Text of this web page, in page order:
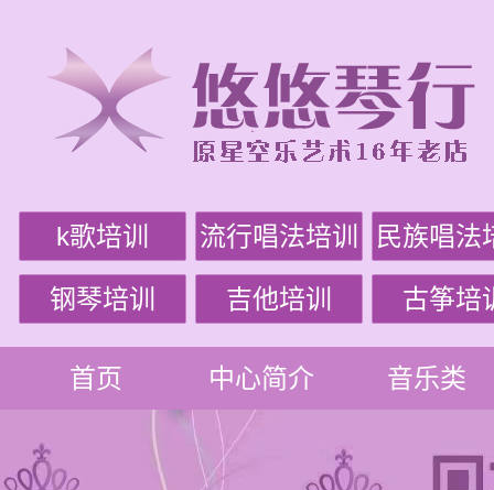
k歌培训 流行唱法培训 民族唱法
钢琴培训 吉他培训 古筝培
首页 中心简介 音乐类